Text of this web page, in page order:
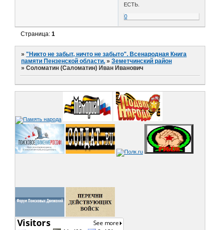
ЕСТЬ.
0
Страница:1
»"Никто не забыт, ничто не забыто". Всенародная Книга
памяти Пензенской области. »Земетчинский район
»Соломатин (Саломатин) Иван Иванович